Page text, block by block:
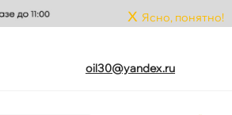
x Ясно, понятно!
oil30@yandex.ru